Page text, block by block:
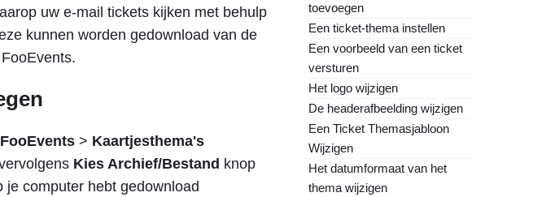
Polish
Czech
uw e-mail tickets kijken met behulp
kunnen worden gedownload van de
FooEvents > Kaartjesthema's
Kies Archief/Bestand knop
je computer hebt gedownload
toevoegen
Een ticket-thema instellen
Een voorbeeld van een ticket
versturen
Het logo wijzigen
De headerafbeelding wijzigen
Een Ticket Themasjabloon
Wijzigen
Het datumformaat van het
thema wijzigen